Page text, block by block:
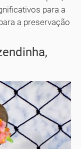
para a
a preservação